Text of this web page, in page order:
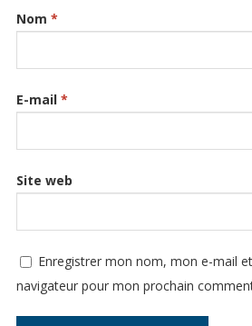
Nom *
E-mail *
Site web
Enregistrer mon nom, mon e-mail
navigateur pour mon prochain